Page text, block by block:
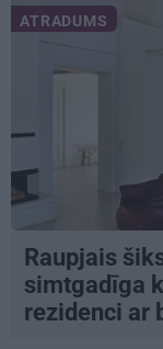
ATRADUMS
Raupjais
simtgadīga
rezidenci ar